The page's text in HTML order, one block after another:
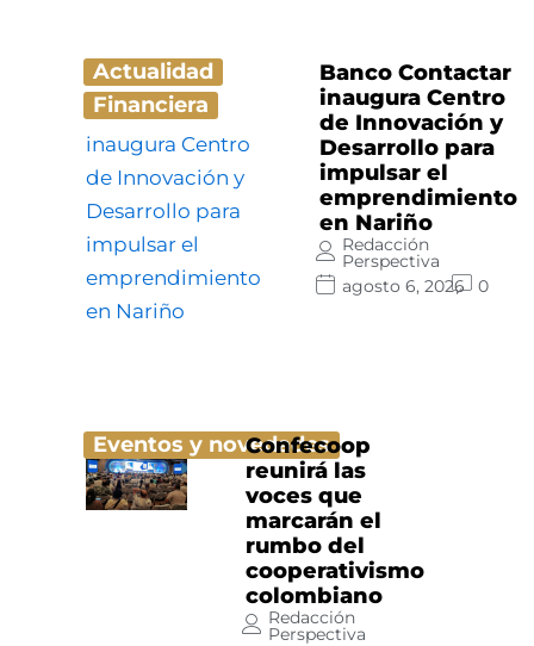
Actualidad
Financiera
Banco Contactar
inaugura Centro
de Innovación y
Desarrollo para
impulsar el
emprendimiento
en Nariño
Redacción
Perspectiva
agosto 6, 2026
0
Eventos y novedades
Confecoop
reunirá las
voces que
marcarán el
rumbo del
cooperativismo
colombiano
Redacción
Perspectiva